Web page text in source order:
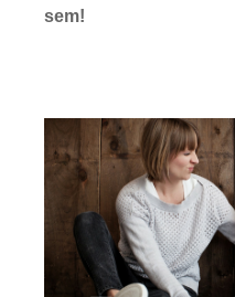
sem!